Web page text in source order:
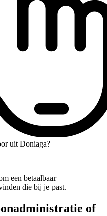
uit Doniaga?
een betaalbaar
die bij je past.
of